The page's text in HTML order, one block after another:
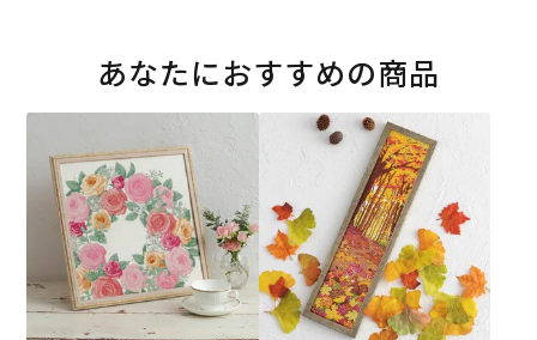
あなたにおすすめの商品